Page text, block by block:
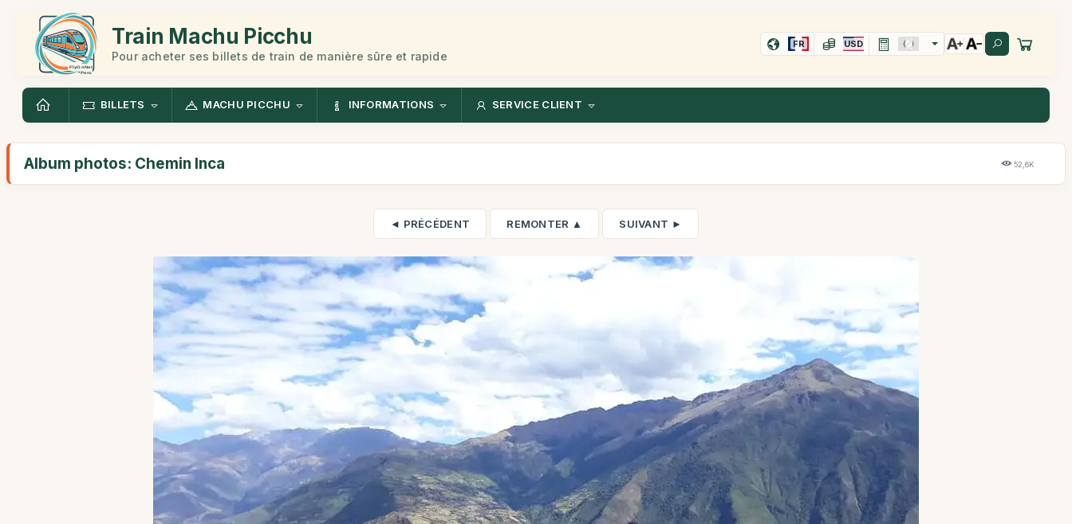
Train Machu Picchu
Pour acheter ses billets de train de manière sûre et rapide
FR USD
BILLETS MACHU PICCHU INFORMATIONS SERVICE CLIENT
Album photos: Chemin Inca 52,6K
◄ PRÉCÉDENT REMONTER ▲ SUIVANT ►